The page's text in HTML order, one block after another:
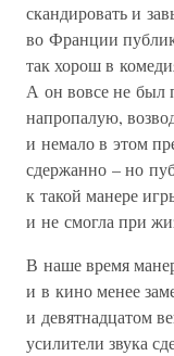
скандировать и
во Франции
так хорош в
А он вовсе не был
напропалую,
и немало в этом
сдержанно – но
к такой манере
и не смогла при
В наше время
и в кино менее
и девятнадцатом
усилители звука